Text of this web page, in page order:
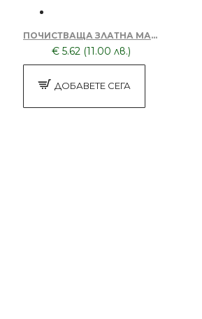
ПОЧИСТВАЩА ЗЛАТНА МАСКА ЗА ЛИЦЕ 150ML DORSH DEEP CLEANSING/PEEL-OFF MASK
€ 5.62 (11.00 лв.)
ДОБАВЕТЕ СЕГА